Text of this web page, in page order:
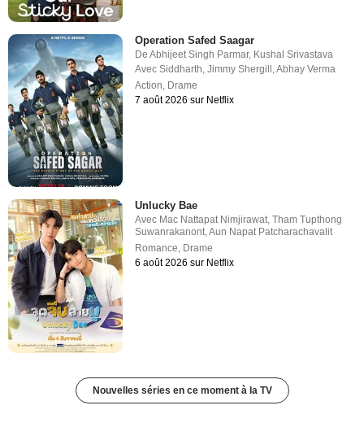
Operation Safed Saagar
DeAbhijeet Singh Parmar, Kushal Srivastava
AvecSiddharth,Jimmy Shergill ,Abhay Verma
Action, Drame
7 août 2026 sur Netflix
Unlucky Bae
Avec Mac Nattapat Nimjirawat,Tham Tupthong
Suwanrakanont,Aun Napat Patcharachavalit
Romance, Drame
6 août 2026 sur Netflix
Nouvelles séries en ce moment à la TV